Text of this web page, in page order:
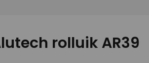
rolluik AR39